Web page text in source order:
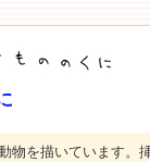
物を描いています。